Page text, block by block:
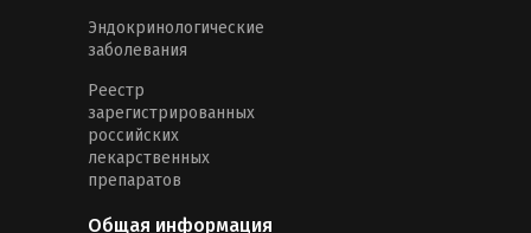
Эндокринологические
заболевания
Реестр
зарегистрированных
российских
лекарственных
препаратов
Общая информация